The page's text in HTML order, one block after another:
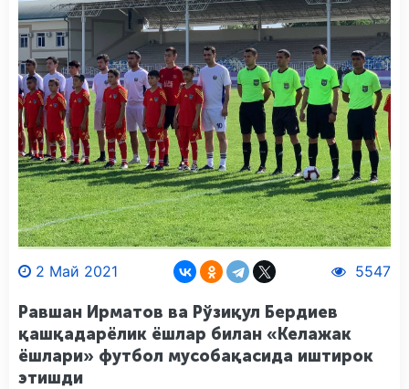
2 Май 2021 5547
Равшан Ирматов ва Рўзиқул Бердиев
қашқадарёлик ёшлар билан «Келажак
ёшлари» футбол мусобақасида иштирок
этишди